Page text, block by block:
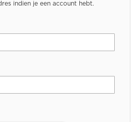
indien je een account hebt.